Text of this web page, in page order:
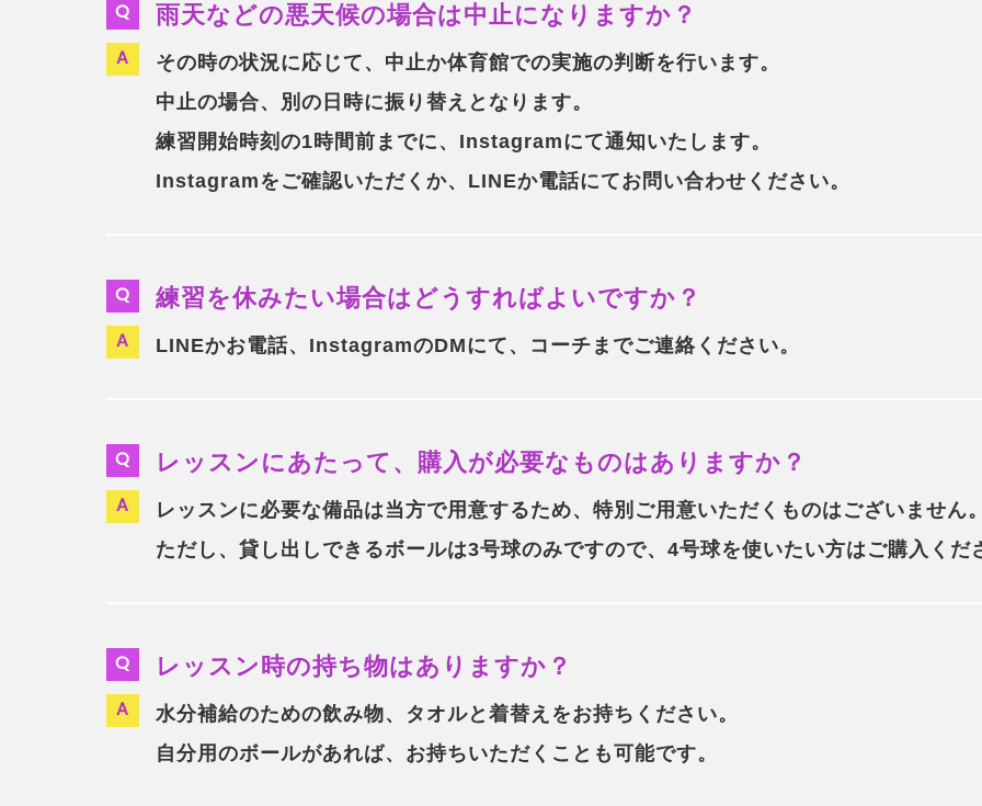
雨天などの悪天候の場合は中止になりますか？
その時の状況に応じて、中止か体育館での実施の判断を行います。
中止の場合、別の日時に振り替えとなります。
練習開始時刻の1時間前までに、Instagramにて通知いたします。
Instagramをご確認いただくか、LINEか電話にてお問い合わせください。
練習を休みたい場合はどうすればよいですか？
LINEかお電話、InstagramのDMにて、コーチまでご連絡ください。
レッスンにあたって、購入が必要なものはありますか？
レッスンに必要な備品は当方で用意するため、特別ご用意いただくものはございません。
ただし、貸し出しできるボールは3号球のみですので、4号球を使いたい方はご購入くだ
レッスン時の持ち物はありますか？
水分補給のための飲み物、タオルと着替えをお持ちください。
自分用のボールがあれば、お持ちいただくことも可能です。